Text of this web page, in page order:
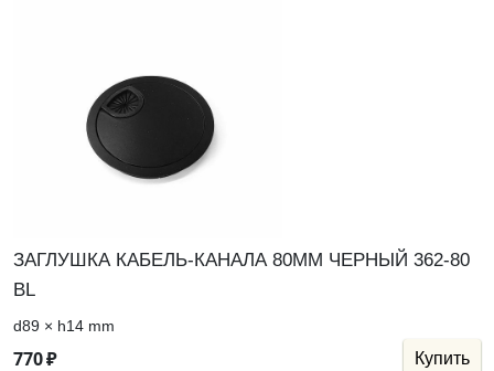
ЗАГЛУШКА КАБЕЛЬ-КАНАЛА 80ММ ЧЕРНЫЙ 362-80
BL
d89 × h14 mm
770₽ Купить